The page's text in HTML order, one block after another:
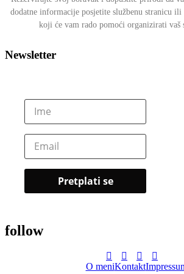
dodatne informacije posjetite službenu stranicu
koji će vam rado pomoći organizirati vaš
Newsletter
follow
O meniKontakt